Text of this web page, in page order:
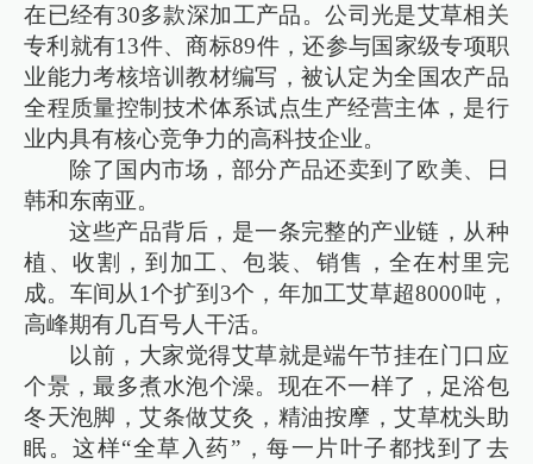
在已经有30多款深加工产品。公司光是艾草相关
专利就有13件、商标89件，还参与国家级专项职
业能力考核培训教材编写，被认定为全国农产品
全程质量控制技术体系试点生产经营主体，是行
业内具有核心竞争力的高科技企业。
除了国内市场，部分产品还卖到了欧美、日
韩和东南亚。
这些产品背后，是一条完整的产业链，从种
植、收割，到加工、包装、销售，全在村里完
成。车间从1个扩到3个，年加工艾草超8000吨，
高峰期有几百号人干活。
以前，大家觉得艾草就是端午节挂在门口应
个景，最多煮水泡个澡。现在不一样了，足浴包
冬天泡脚，艾条做艾灸，精油按摩，艾草枕头助
眠。这样“全草入药”，每一片叶子都找到了去